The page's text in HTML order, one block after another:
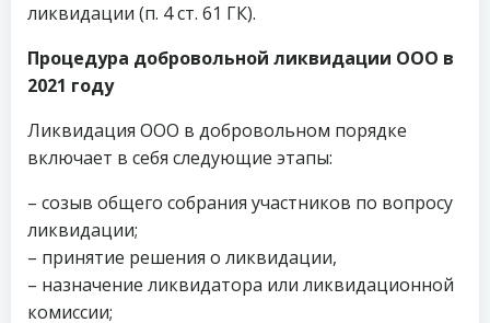
ликвидации (п. 4 ст. 61 ГК).
Процедура добровольной ликвидации ООО в
2021 году
Ликвидация ООО в добровольном порядке
включает в себя следующие этапы:
– созыв общего собрания участников по вопросу
ликвидации;
– принятие решения о ликвидации,
– назначение ликвидатора или ликвидационной
комиссии;